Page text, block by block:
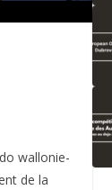
wallonie-
de la